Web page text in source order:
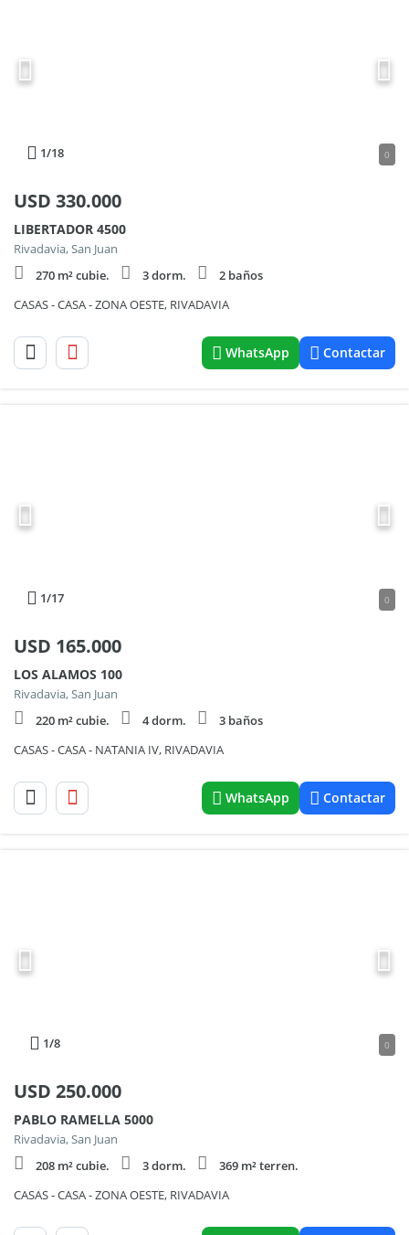
1/18 0
USD 330.000
LIBERTADOR 4500
Rivadavia, San Juan
270 m² cubie.
3 dorm.
2 baños
CASAS - CASA - ZONA OESTE, RIVADAVIA
WhatsApp Contactar
1/17 0
USD 165.000
LOS ALAMOS 100
Rivadavia, San Juan
220 m² cubie.
4 dorm.
3 baños
CASAS - CASA - NATANIA IV, RIVADAVIA
WhatsApp Contactar
1/8 0
USD 250.000
PABLO RAMELLA 5000
Rivadavia, San Juan
208 m² cubie.
3 dorm.
369 m² terren.
CASAS - CASA - ZONA OESTE, RIVADAVIA